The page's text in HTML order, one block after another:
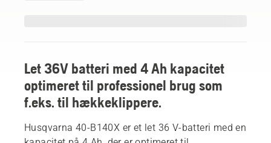
Let 36V batteri med 4 Ah kapacitet
optimeret til professionel brug som
f.eks. til hækkeklippere.
Husqvarna 40-B140X er et let 36 V-batteri med en